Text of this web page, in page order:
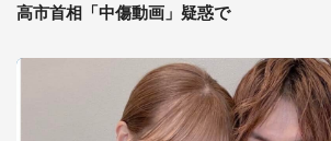
高市首相「中傷動画」疑惑で